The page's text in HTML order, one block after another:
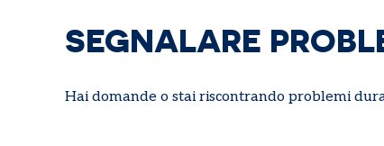
SEGNALARE
Hai domande o stai riscontrando problemi